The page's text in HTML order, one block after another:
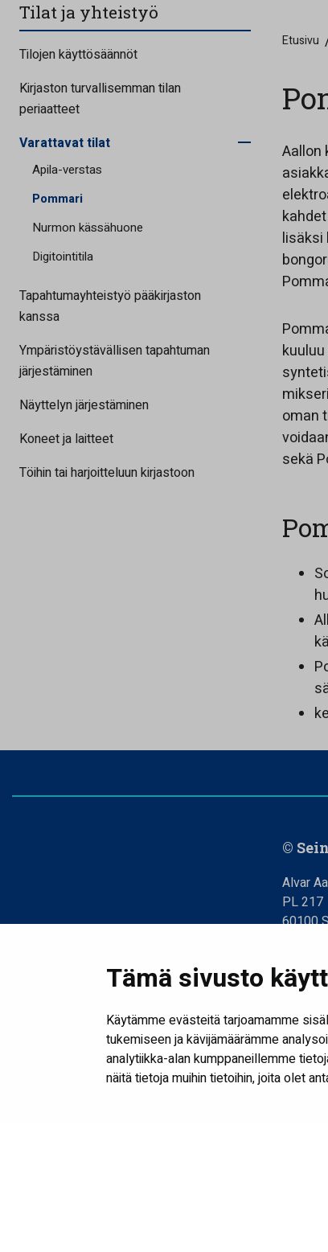
Tämä sivusto
Käytämme evästeitä tarjoamamme
tukemiseen ja kävijämäärämme
analytiikka-alan kumppaneillemme
näitä tietoja muihin tietoihin, joita olet
Tilat ja yhteistyö
Tilojen käyttösäännöt
Kirjaston turvallisemman tilan
periaatteet
Varattavat tilat
Apila-verstas
Pommari
Nurmon kässähuone
Digitointitila
Tapahtumayhteistyö pääkirjaston
kanssa
Ympäristöystävällisen tapahtuman
järjestäminen
Näyttelyn järjestäminen
Koneet ja laitteet
Töihin tai harjoitteluun kirjastoon
Etusivu
Aallon
lisäksi
oman
sekä
©
Alvar
PL 217
60100